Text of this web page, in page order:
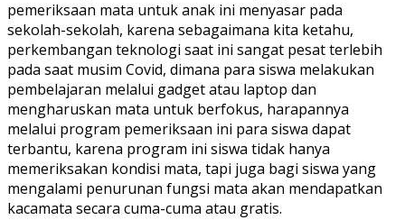
pemeriksaan mata untuk anak ini menyasar pada
sekolah-sekolah, karena sebagaimana kita ketahu,
perkembangan teknologi saat ini sangat pesat terlebih
pada saat musim Covid, dimana para siswa melakukan
pembelajaran melalui gadget atau laptop dan
mengharuskan mata untuk berfokus, harapannya
melalui program pemeriksaan ini para siswa dapat
terbantu, karena program ini siswa tidak hanya
memeriksakan kondisi mata, tapi juga bagi siswa yang
mengalami penurunan fungsi mata akan mendapatkan
kacamata secara cuma-cuma atau gratis.